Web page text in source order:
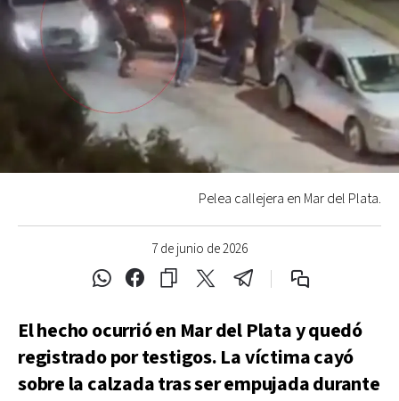
7 de junio de 2026
Pelea callejera en Mar del Plata.
El hecho ocurrió en Mar del Plata y quedó
registrado por testigos. La víctima cayó
sobre la calzada tras ser empujada durante